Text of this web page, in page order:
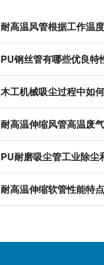
耐高温风管根据工作温
PU钢丝管有哪些优良特
木工机械吸尘过程中如
耐高温伸缩风管高温废
PU耐磨吸尘管工业除尘
耐高温伸缩软管性能特